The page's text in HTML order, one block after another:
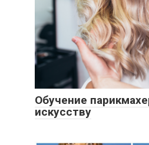
Обучение
искусству